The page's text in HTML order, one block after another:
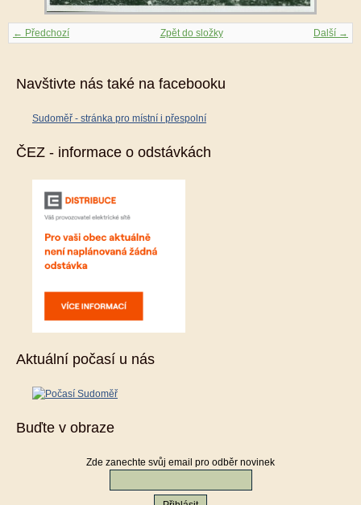
← Předchozí Další →
Zpět do složky
Navštivte nás také na facebooku
Sudoměř - stránka pro místní i přespolní
ČEZ - informace o odstávkách
Aktuální počasí u nás
Buďte v obraze
Zde zanechte svůj email pro odběr novinek